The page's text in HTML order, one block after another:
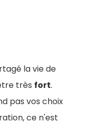
la vie de
très fort.
pas vos choix
ce n'est